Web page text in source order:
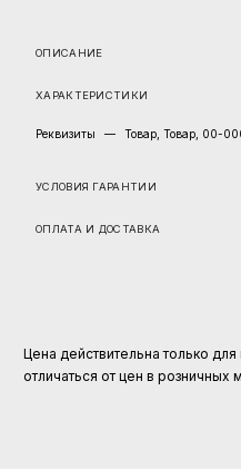
ОПИСАНИЕ
ХАРАКТЕРИСТИКИ
Реквизиты — Товар, Товар, 00-
УСЛОВИЯ ГАРАНТИИ
ОПЛАТА И ДОСТАВКА
Цена действительна только
отличаться от цен в розничных